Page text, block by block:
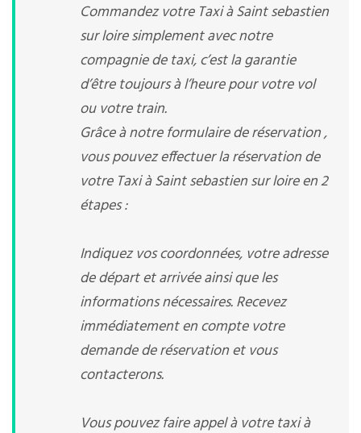
Commandez votre Taxi à Saint sebastien
sur loire simplement avec notre
compagnie de taxi, c’est la garantie
d’être toujours à l’heure pour votre vol
ou votre train.
Grâce à notre formulaire de réservation ,
vous pouvez effectuer la réservation de
votre Taxi à Saint sebastien sur loire en 2
étapes :
Indiquez vos coordonnées, votre adresse
de départ et arrivée ainsi que les
informations nécessaires. Recevez
immédiatement en compte votre
demande de réservation et vous
contacterons.
Vous pouvez faire appel à votre taxi à